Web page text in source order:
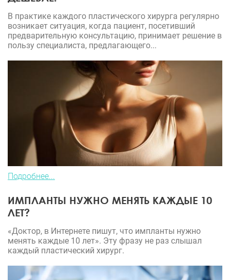
В практике каждого пластического хирурга регулярно
возникает ситуация, когда пациент, посетивший
предварительную консультацию, принимает решение в
пользу специалиста, предлагающего...
Подробнее...
ИМПЛАНТЫ НУЖНО МЕНЯТЬ КАЖДЫЕ 10
ЛЕТ?
«Доктор, в Интернете пишут, что импланты нужно
менять каждые 10 лет». Эту фразу не раз слышал
каждый пластический хирург.